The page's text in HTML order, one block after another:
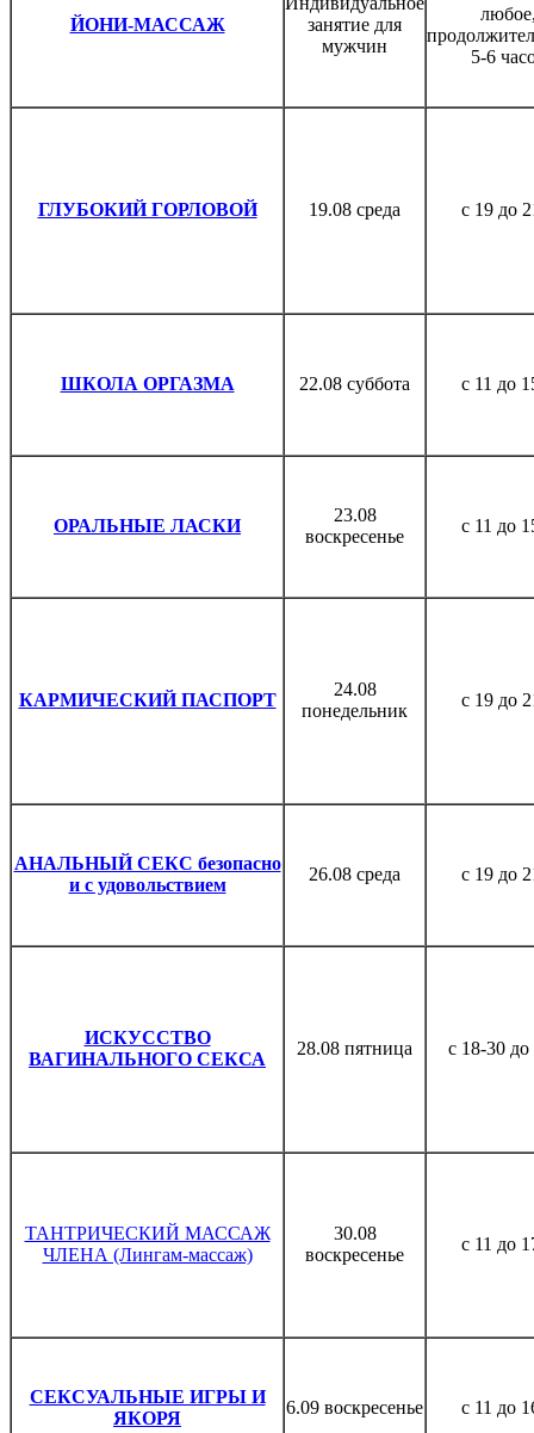
ЙОНИ-МАССАЖ
занятие для
мужчин
5-6
ГЛУБОКИЙ ГОРЛОВОЙ 19.08 среда с 19 до
ШКОЛА ОРГАЗМА 22.08 суббота с 11 до
ОРАЛЬНЫЕ ЛАСКИ
23.08
воскресенье
с 11 до
КАРМИЧЕСКИЙ ПАСПОРТ
24.08
понедельник
с 19 до
АНАЛЬНЫЙ СЕКС безопасно
и с удовольствием
26.08 среда с 19 до
ИСКУССТВО
ВАГИНАЛЬНОГО СЕКСА
28.08 пятница с 18-30 до
ТАНТРИЧЕСКИЙ МАССАЖ
ЧЛЕНА (Лингам-массаж)
30.08
воскресенье
с 11 до
СЕКСУАЛЬНЫЕ ИГРЫ И
ЯКОРЯ
6.09 воскресенье с 11 до